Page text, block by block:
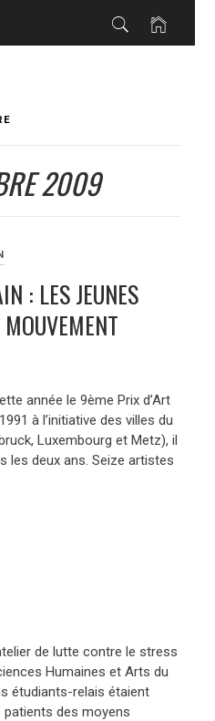
2009
: LES JEUNES
année le 9ème Prix d’Art
à l’initiative des villes du
Luxembourg et Metz), il
les deux ans. Seize artistes
de lutte contre le stress
Humaines et Arts du
étudiants-relais étaient
des moyens